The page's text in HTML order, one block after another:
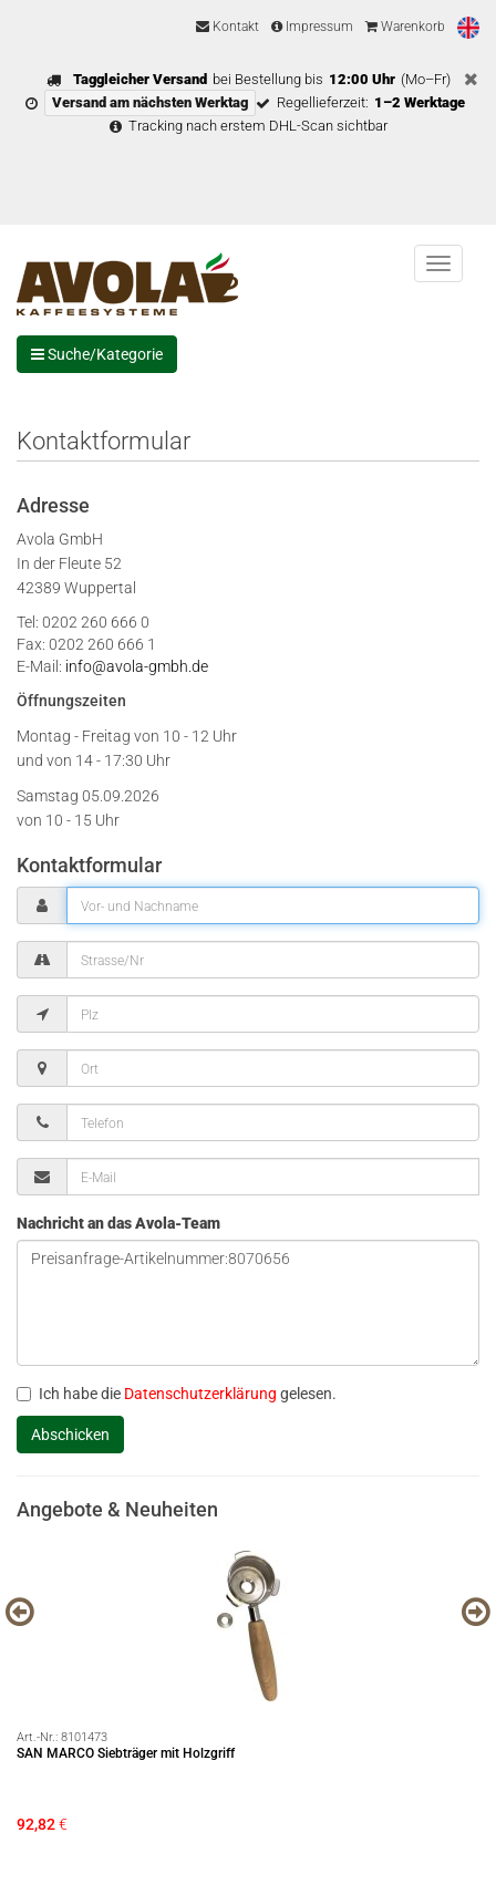
Kontakt Impressum Warenkorb
Taggleicher Versand bei Bestellung bis 12:00 Uhr (Mo–Fr)
Versand am nächsten Werktag
Regellieferzeit: 1–2 Werktage
Tracking nach erstem DHL-Scan sichtbar
Menu
Suche/Kategorie
Kontaktformular
Adresse
Avola GmbH
In der Fleute 52
42389 Wuppertal
Tel: 0202 260 666 0
Fax: 0202 260 666 1
E-Mail: info@avola-gmbh.de
Öffnungszeiten
Montag - Freitag von 10 - 12 Uhr
und von 14 - 17:30 Uhr
Samstag 05.09.2026
von 10 - 15 Uhr
Kontaktformular
Nachricht an das Avola-Team
Ich habe die Datenschutzerklärung gelesen.
Angebote & Neuheiten
Art.-Nr.: 8101473
SAN MARCO Siebträger mit Holzgriff
92,82€